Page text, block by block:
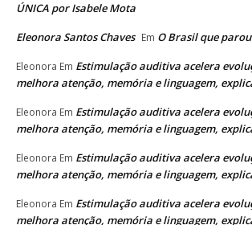
ÚNICA por Isabele Mota
Eleonora Santos Chaves Em O Brasil que
Eleonora Em Estimulação auditiva acelera
melhora atenção, memória e linguagem,
Eleonora Em Estimulação auditiva acelera
melhora atenção, memória e linguagem,
Eleonora Em Estimulação auditiva acelera
melhora atenção, memória e linguagem,
Eleonora Em Estimulação auditiva acelera
melhora atenção, memória e linguagem,